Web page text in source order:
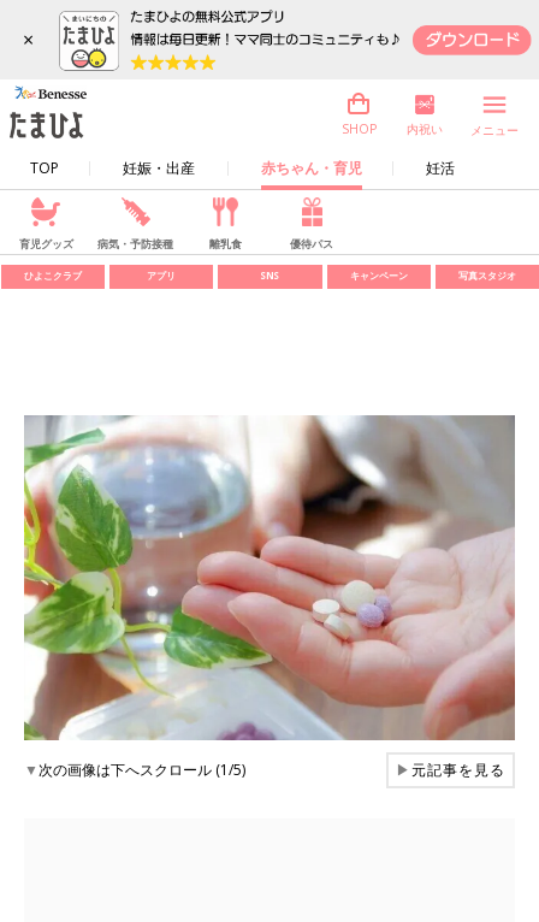
×
TOP 妊娠・出産 赤ちゃん・育児 妊活
SHOP 内祝い メニュー
育児グッズ 病気・予防接種 離乳食 優待パス
ひよこクラブ アプリ SNS キャンペーン 写真スタジオ
▼次の画像は下へスクロール (1/5) ▶元記事を見る